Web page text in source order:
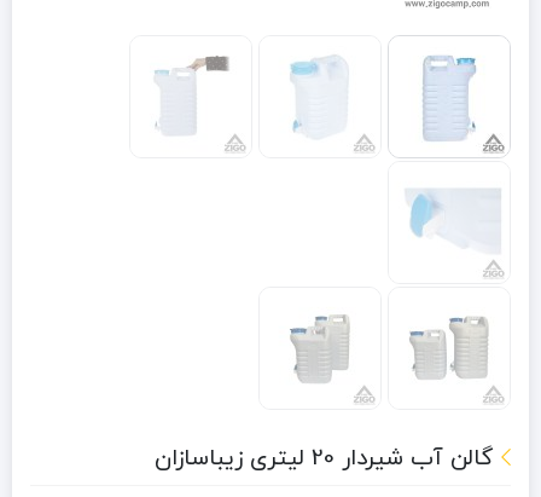
گالن آب شیردار 20 لیتری زیباسازان